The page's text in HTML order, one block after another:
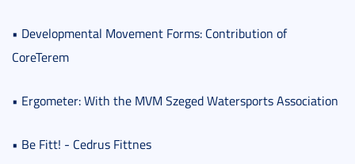
• Developmental Movement Forms: Contribution of
CoreTerem
• Ergometer: With the MVM Szeged Watersports Association
• Be Fitt! - Cedrus Fittnes